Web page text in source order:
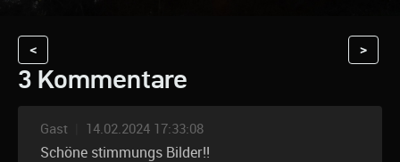
< >
3 Kommentare
Gast 14.02.2024 17:33:08
Schöne stimmungs Bilder!!